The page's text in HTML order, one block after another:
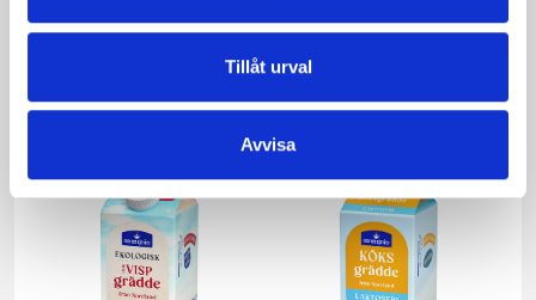
Tillåt urval
Avvisa
Päronfil 2,7%
Skogsbärsfil 2,7%